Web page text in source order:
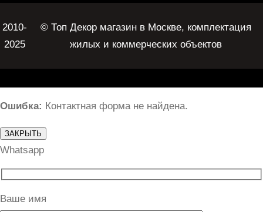
2010-
2025
© Топ Декор магазин в Москве, комплектация
жилых и коммерческих объектов
Ошибка: Контактная форма не найдена.
ЗАКРЫТЬ
Whatsapp
Ваше имя